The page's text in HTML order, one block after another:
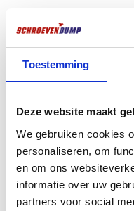
Toestemming
Deze website maakt
We gebruiken cookies
personaliseren, om
en om ons
informatie over uw
partners voor social
afgewerkt met een
of latex muurverf, en
zoutsproeitest).
Deze gipsplaat
de gipsplaat tegen
heeft een geweldige
eenvoudig en vooral
Phillips bit nr. 2
kruiskop bit genoemd.
Vaak samen